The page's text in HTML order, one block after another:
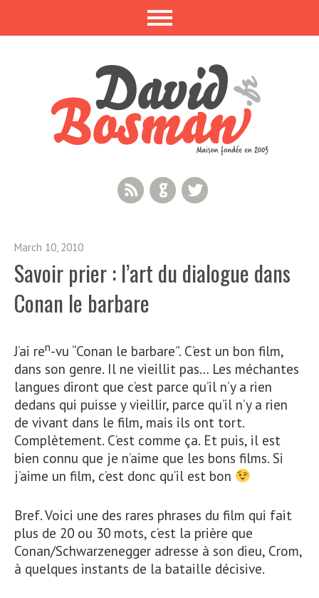
Twitter
GitHub
RSS Feed
March 10, 2010
Savoir prier : l’art du dialogue dans
Conan le barbare
J’ai ren-vu “Conan le barbare”. C’est un bon film,
dans son genre. Il ne vieillit pas… Les méchantes
langues diront que c’est parce qu’il n’y a rien
dedans qui puisse y vieillir, parce qu’il n’y a rien
de vivant dans le film, mais ils ont tort.
Complètement. C’est comme ça. Et puis, il est
bien connu que je n’aime que les bons films. Si
j’aime un film, c’est donc qu’il est bon
Bref. Voici une des rares phrases du film qui fait
plus de 20 ou 30 mots, c’est la prière que
Conan/Schwarzenegger adresse à son dieu, Crom,
à quelques instants de la bataille décisive.